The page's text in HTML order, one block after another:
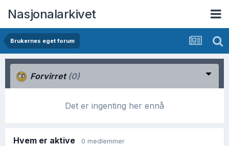
Nasjonalarkivet
Brukernes eget forum
Forvirret (0)
Det er ingenting her ennå
Hvem er aktive 0 medlemmer